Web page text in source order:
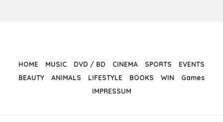
HOME MUSIC DVD / BD CINEMA SPORTS
EVENTS
BEAUTY
ANIMALS LIFESTYLE BOOKS WIN
Games
IMPRESSUM